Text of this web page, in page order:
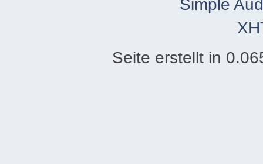
Simple
Seite erstellt in